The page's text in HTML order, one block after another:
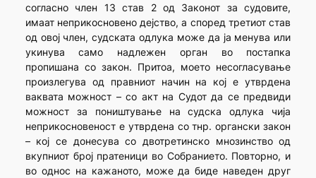
согласно член 13 став 2 од Законот за судовите,
имаат неприкосновено дејство, а според третиот став
од овој член, судската одлука може да ја менува или
укинува само надлежен орган во постапка
пропишана со закон. Притоа, моето несогласување
произлегува од правниот начин на кој е утврдена
ваквата можност – со акт на Судот да се предвиди
можност за поништување на судска одлука чија
неприкосновеност е утврдена со тнр. органски закон
– кој се донесува со двотретинско мнозинство од
вкупниот број пратеници во Собранието. Повторно, и
во однос на кажаното, може да биде наведен друг